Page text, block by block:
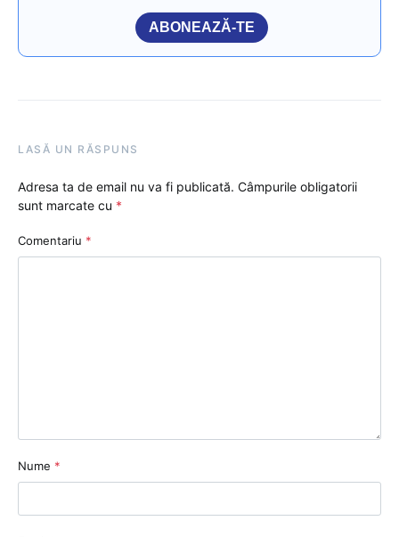
ABONEAZĂ-TE
LASĂ UN RĂSPUNS
Adresa ta de email nu va fi publicată. Câmpurile obligatorii
sunt marcate cu *
Comentariu *
Nume *